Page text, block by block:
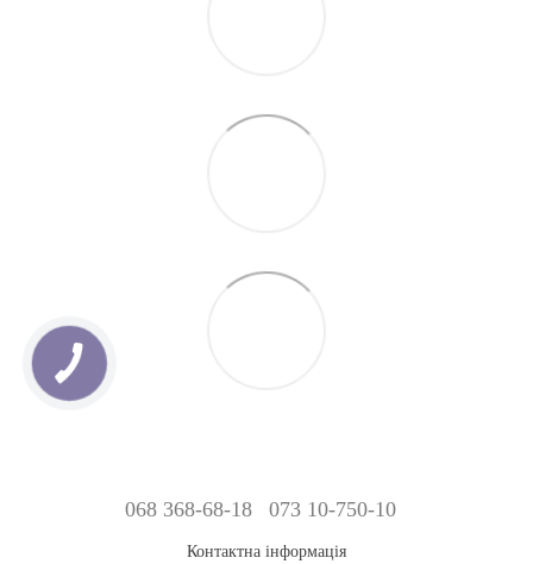
068 368-68-18 073 10-750-10
Контактна інформація